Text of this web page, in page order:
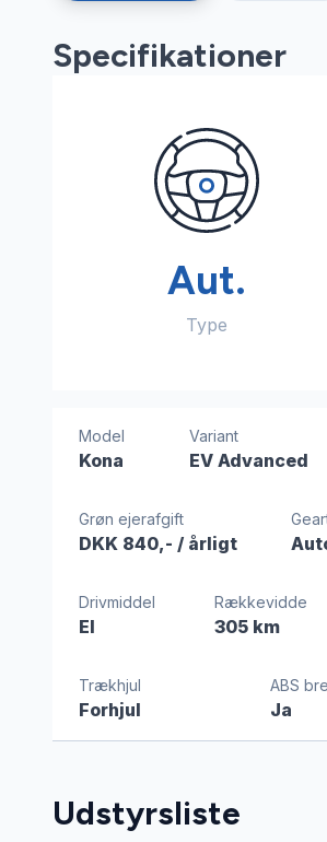
Specifikationer
Aut.
Type
Model
Kona
Variant
EV Advanced
Grøn ejerafgift
DKK 840,- / årligt
Drivmiddel
El
Rækkevidde
305 km
Trækhjul
Forhjul
ABS
Ja
Udstyrsliste